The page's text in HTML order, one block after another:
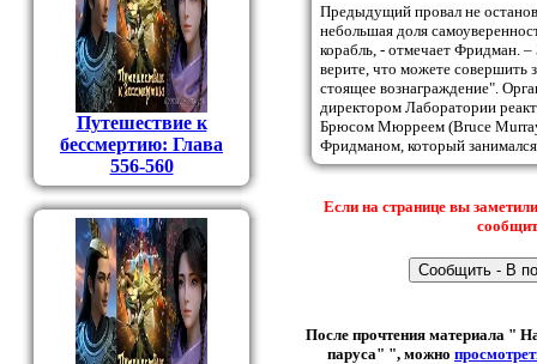
Путешествие к
бессмертию: Глава
556-560
Предыдущий провал не
небольшая доля
корабль, - отмечает Фридман.
верите, что можете совершить
стоящее вознаграждение".
директором Лаборатории
Брюсом Мюрреем (Bruce
Фридманом, который
Если на странице вы
После прочтения материала "
паруса" ", можно